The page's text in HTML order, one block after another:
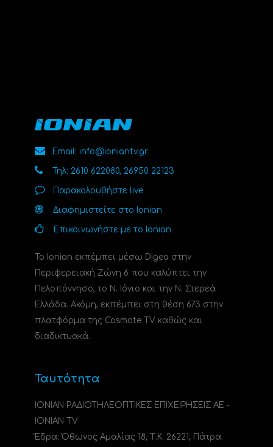
Email: info@ioniantv.gr
Τηλ: 2610 622080, 26950 22123
Παρακολουθήστε live
Διαφημιστείτε στο Ionian
Επικοινωνήστε με το Ionian
Το Ionian εκπέμπει μέσω Digea στην
Περιφερειακή Ζώνη 6 που καλύπτει την
Πελοπόννησο, το N. Ιόνιο και την Ν. Στερεά
Ελλάδα. Ακόμη, εκπέμπει στη θέση 673 στην
πλατφόρμα της Cosmote TV καθώς και
διαδικτυακά.
Ταυτότητα
ΙΟΝΙΑΝ ΡΑΔΙΟΤΗΛΕΟΠΤΙΚΕΣ ΕΠΙΧΕΙΡΗΣΕΙΣ ΑΕ -
IONIAN TV
Έδρα: Όθωνος Αμαλίας 18, Τ.Κ. 26221, Πάτρα.